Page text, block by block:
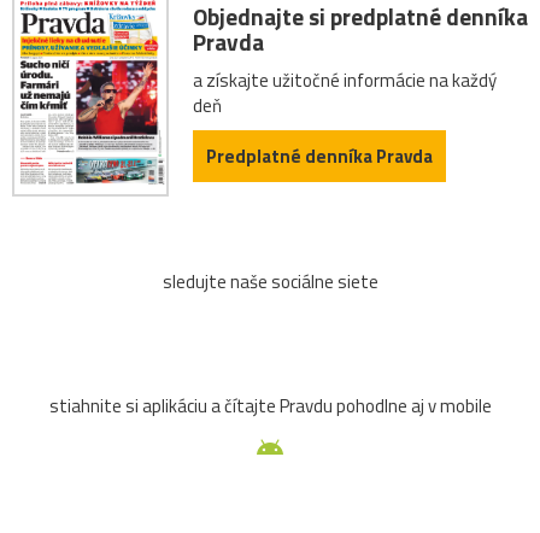
Objednajte si predplatné denníka
Pravda
a získajte užitočné informácie na každý
deň
Predplatné denníka Pravda
sledujte naše sociálne siete
stiahnite si aplikáciu a čítajte Pravdu pohodlne aj v mobile